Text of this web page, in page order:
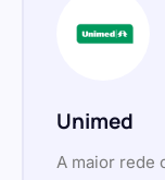
Unimed
A maior rede